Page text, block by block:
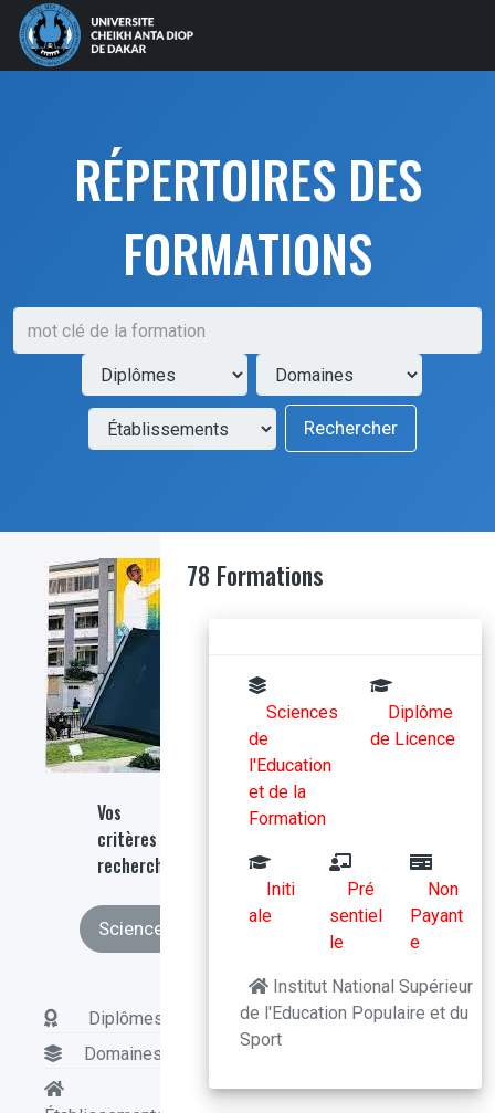
RÉPERTOIRES DES
FORMATIONS
Rechercher
Vos
critères de
recherches
Sciences de l'Education et de la Forma...
Diplômes
Domaines
78 Formations
Sciences
de
l'Education
et de la
Formation
Diplôme
de Licence
Initi
ale
Pré
sentiel
le
Non
Payant
e
Institut National Supérieur
de l'Education Populaire et du
Sport